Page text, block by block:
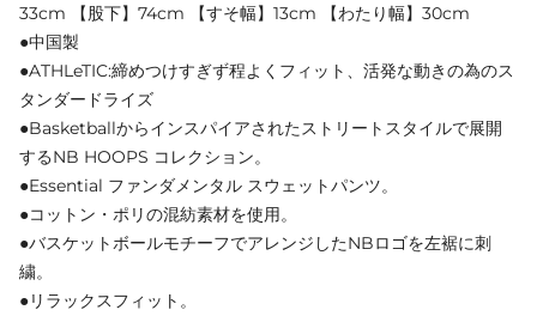
33cm 【股下】74cm 【すそ幅】13cm 【わたり幅】30cm
●中国製
●ATHLeTIC:締めつけすぎず程よくフィット、活発な動きの為のス
タンダードライズ
●Basketballからインスパイアされたストリートスタイルで展開
するNB HOOPS コレクション。
●Essential ファンダメンタル スウェットパンツ。
●コットン・ポリの混紡素材を使用。
●バスケットボールモチーフでアレンジしたNBロゴを左裾に刺
繍。
●リラックスフィット。